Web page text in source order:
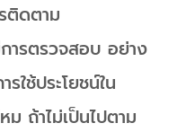
ติดตาม
รตรวจสอบ อย่าง
ใช้ประโยชน์ใน
ถ้าไม่เป็นไปตาม